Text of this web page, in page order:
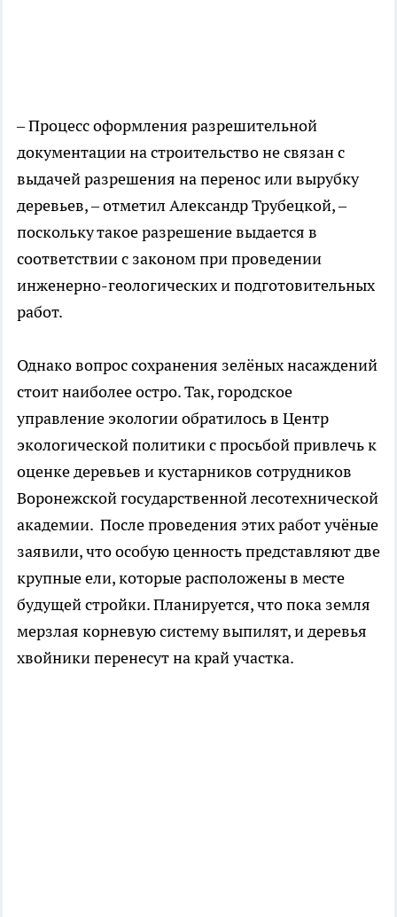
– Процесс оформления разрешительной
документации на строительство не связан с
выдачей разрешения на перенос или вырубку
деревьев, – отметил Александр Трубецкой, –
поскольку такое разрешение выдается в
соответствии с законом при проведении
инженерно-геологических и подготовительных
работ.
Однако вопрос сохранения зелёных насаждений
стоит наиболее остро. Так, городское
управление экологии обратилось в Центр
экологической политики с просьбой привлечь к
оценке деревьев и кустарников сотрудников
Воронежской государственной лесотехнической
академии. После проведения этих работ учёные
заявили, что особую ценность представляют две
крупные ели, которые расположены в месте
будущей стройки. Планируется, что пока земля
мерзлая корневую систему выпилят, и деревья
хвойники перенесут на край участка.